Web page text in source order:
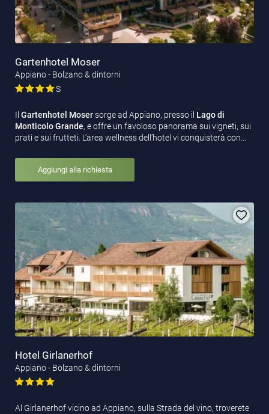
Gartenhotel Moser
Appiano - Bolzano & dintorni
S
Il Gartenhotel Mosersorge ad Appiano, presso il Lago di
Monticolo Grande, e offre un favoloso panorama sui vigneti, sui
prati e sui frutteti. L’area wellness dell’hotel vi conquisterà con…
Aggiungi alla richiesta
Hotel Girlanerhof
Appiano - Bolzano & dintorni
Al Girlanerhof vicino ad Appiano, sulla Strada del vino, troverete